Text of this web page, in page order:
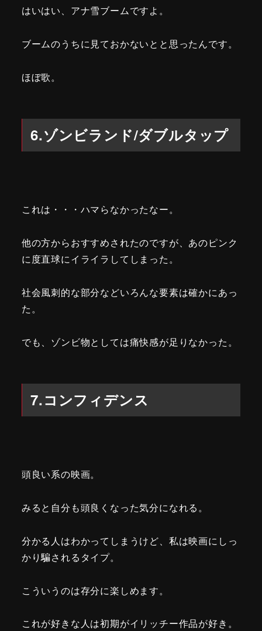
はいはい、アナ雪ブームですよ。
ブームのうちに見ておかないとと思ったんです。
ほぼ歌。
6.ゾンビランド/ダブルタップ
これは・・・ハマらなかったなー。
他の方からおすすめされたのですが、あのピンク
に度直球にイライラしてしまった。
社会風刺的な部分などいろんな要素は確かにあっ
た。
でも、ゾンビ物としては痛快感が足りなかった。
7.コンフィデンス
頭良い系の映画。
みると自分も頭良くなった気分になれる。
分かる人はわかってしまうけど、私は映画にしっ
かり騙されるタイプ。
こういうのは存分に楽しめます。
これが好きな人は初期がイリッチー作品が好き。